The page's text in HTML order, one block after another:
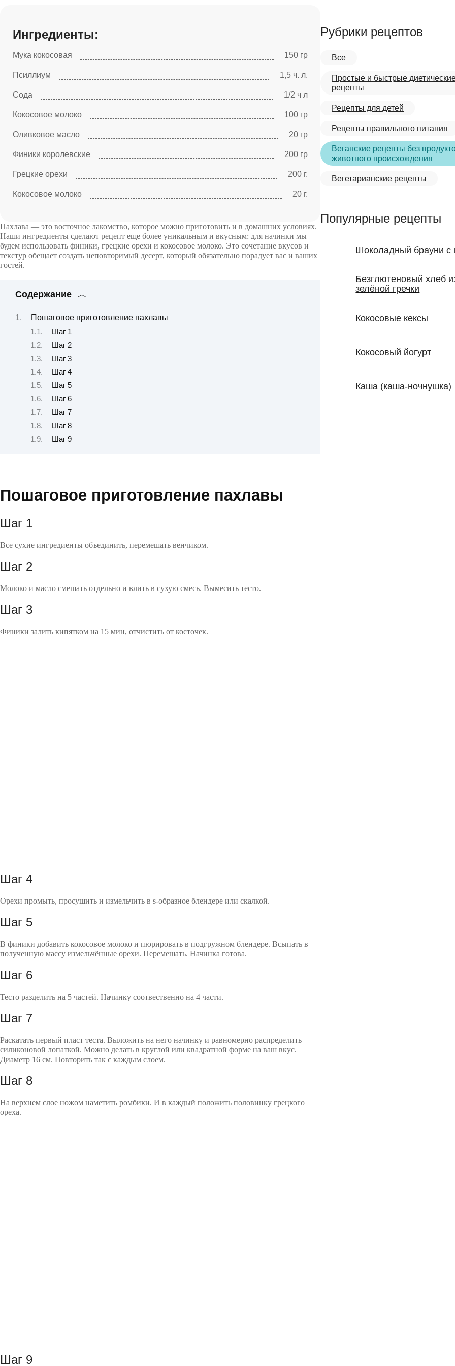
Ингредиенты:
Мука кокосовая 150 гр
Псиллиум 1,5 ч. л.
Сода 1/2 ч л
Кокосовое молоко 100 гр
Оливковое масло 20 гр
Финики королевские 200 гр
Грецкие орехи 200 г.
Кокосовое молоко 20 г.
Пахлава — это восточное лакомство, которое можно приготовить и в домашних условиях.
Наши ингредиенты сделают рецепт еще более уникальным и вкусным: для начинки мы
будем использовать финики, грецкие орехи и кокосовое молоко. Это сочетание вкусов и
текстур обещает создать неповторимый десерт, который обязательно порадует вас и ваших
гостей.
Содержание
Пошаговое приготовление пахлавы
Шаг 1
Шаг 2
Шаг 3
Шаг 4
Шаг 5
Шаг 6
Шаг 7
Шаг 8
Шаг 9
Пошаговое приготовление пахлавы
Шаг 1
Все сухие ингредиенты объединить, перемешать венчиком.
Шаг 2
Молоко и масло смешать отдельно и влить в сухую смесь. Вымесить тесто.
Шаг 3
Финики залить кипятком на 15 мин, отчистить от косточек.
Шаг 4
Орехи промыть, просушить и измельчить в s-образное блендере или скалкой.
Шаг 5
В финики добавить кокосовое молоко и пюрировать в подгружном блендере. Всыпать в
полученную массу измельчённые орехи. Перемешать. Начинка готова.
Шаг 6
Тесто разделить на 5 частей. Начинку соотвественно на 4 части.
Шаг 7
Раскатать первый пласт теста. Выложить на него начинку и равномерно распределить
силиконовой лопаткой. Можно делать в круглой или квадратной форме на ваш вкус.
Диаметр 16 см. Повторить так с каждым слоем.
Шаг 8
На верхнем слое ножом наметить ромбики. И в каждый положить половинку грецкого
ореха.
Шаг 9
Рубрики рецептов
Все
Простые и быстрые
рецепты
Рецепты для детей
Рецепты правильного питания
Веганские рецепты без
животного происхождения
Вегетарианские рецепты
Популярные рецепты
Шоколадный брауни с
Безглютеновый хлеб
зелёной гречки
Кокосовые кексы
Кокосовый йогурт
Каша (каша-ночнушка)